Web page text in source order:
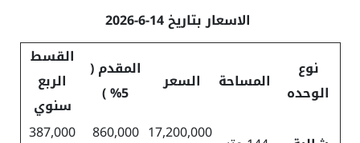
الاسعار بتاريخ 14-6-2026
نوع
الوحده
المساحة السعر
المقدم (
5% )
القسط
الربع
سنوي
17,200,000
860,000
387,000